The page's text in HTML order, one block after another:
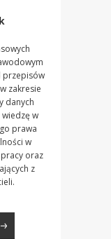
przepisów
zakresie
danych
w
prawa
w
oraz
z